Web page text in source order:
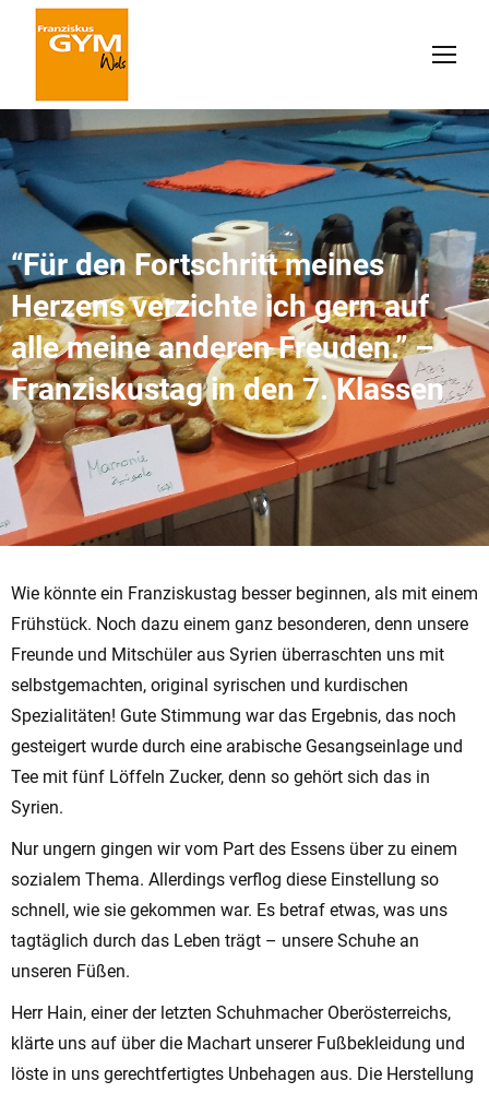
“Für den Fortschritt meines
Herzens verzichte ich gern auf
alle meine anderen Freuden.” –
Franziskustag in den 7. Klassen
Wie könnte ein Franziskustag besser beginnen, als mit einem
Frühstück. Noch dazu einem ganz besonderen, denn unsere
Freunde und Mitschüler aus Syrien überraschten uns mit
selbstgemachten, original syrischen und kurdischen
Spezialitäten! Gute Stimmung war das Ergebnis, das noch
gesteigert wurde durch eine arabische Gesangseinlage und
Tee mit fünf Löffeln Zucker, denn so gehört sich das in
Syrien.
Nur ungern gingen wir vom Part des Essens über zu einem
sozialem Thema. Allerdings verflog diese Einstellung so
schnell, wie sie gekommen war. Es betraf etwas, was uns
tagtäglich durch das Leben trägt – unsere Schuhe an
unseren Füßen.
Herr Hain, einer der letzten Schuhmacher Oberösterreichs,
klärte uns auf über die Machart unserer Fußbekleidung und
löste in uns gerechtfertigtes Unbehagen aus. Die Herstellung